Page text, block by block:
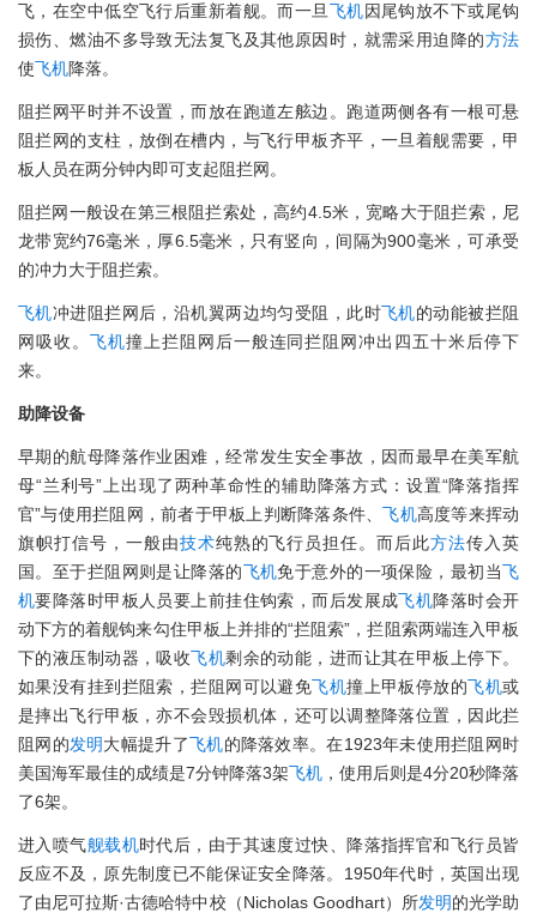
飞，在空中低空飞行后重新着舰。而一旦 飞机因尾钩放不下或尾钩
损伤、燃油不多导致无法复飞及其他原因时，就需采用迫降的方法
使飞机降落。
阻拦网平时并不设置，而放在跑道左舷边。跑道两侧各有一根可悬
阻拦网的支柱，放倒在槽内，与飞行甲板齐平，一旦着舰需要，甲
板人员在两分钟内即可支起阻拦网。
阻拦网一般设在第三根阻拦索处，高约4.5米，宽略大于阻拦索，尼
龙带宽约76毫米，厚6.5毫米，只有竖向，间隔为900毫米，可承受
的冲力大于阻拦索。
飞机冲进阻拦网后，沿机翼两边均匀受阻，此时飞机的动能被拦阻
网吸收。 飞机撞上拦阻网后一般连同拦阻网冲出四五十米后停下
来。
助降设备
早期的航母降落作业困难，经常发生安全事故，因而最早在美军航
母“兰利号”上出现了两种革命性的辅助降落方式：设置“降落指挥
官”与使用拦阻网，前者于甲板上判断降落条件、飞机高度等来挥动
旗帜打信号，一般由技术纯熟的飞行员担任。而后此方法传入英
国。至于拦阻网则是让降落的飞机免于意外的一项保险，最初当飞
机要降落时甲板人员要上前挂住钩索，而后发展成飞机降落时会开
动下方的着舰钩来勾住甲板上并排的“拦阻索”，拦阻索两端连入甲板
下的液压制动器，吸收飞机剩余的动能，进而让其在甲板上停下。
如果没有挂到拦阻索，拦阻网可以避免飞机撞上甲板停放的飞机或
是摔出飞行甲板，亦不会毁损机体，还可以调整降落位置，因此拦
阻网的发明大幅提升了飞机的降落效率。在1923年未使用拦阻网时
美国海军最佳的成绩是7分钟降落3架飞机 ，使用后则是4分20秒降落
了6架。
进入喷气舰载机时代后，由于其速度过快、降落指挥官和飞行员皆
反应不及，原先制度已不能保证安全降落。1950年代时，英国出现
了由尼可拉斯·古德哈特中校（Nicholas Goodhart）所发明的光学助